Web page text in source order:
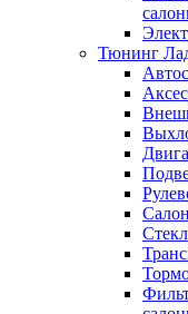
Тюнинг
Салон